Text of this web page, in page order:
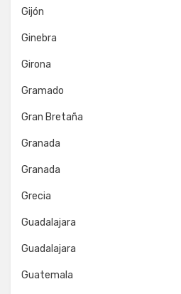
Gijón
Ginebra
Girona
Gramado
Gran Bretaña
Granada
Granada
Grecia
Guadalajara
Guadalajara
Guatemala